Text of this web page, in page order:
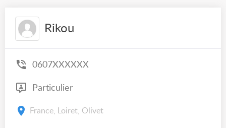
Rikou
0607XXXXXX
Particulier
France, Loiret, Olivet